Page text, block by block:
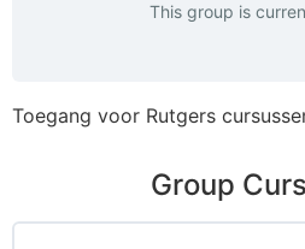
This group is
Toegang voor Rutgers
Group